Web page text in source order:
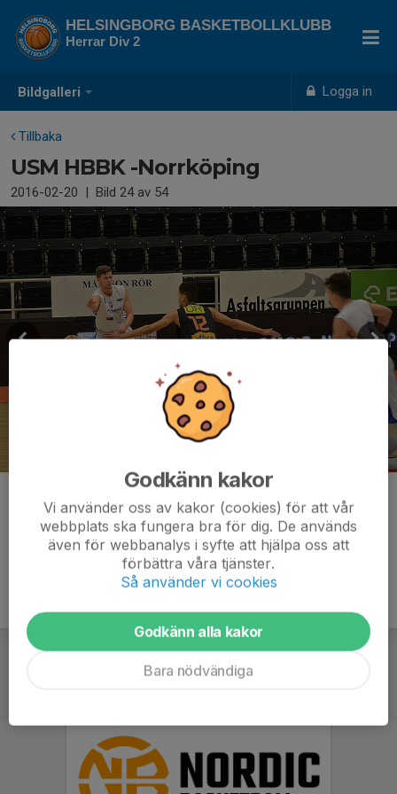
Bildgalleri Logga in
HELSINGBORG BASKETBOLLKLUBB
Herrar Div 2
Tillbaka
USM HBBK -Norrköping
2016-02-20 | Bild 24av 54
Kommentarer
Godkänn kakor
Vi använder oss av kakor (cookies) för att vår
webbplats ska fungera bra för dig. De används
även för webbanalys i syfte att hjälpa oss att
förbättra våra tjänster.
Så använder vi cookies
Godkänn alla kakor
Bara nödvändiga